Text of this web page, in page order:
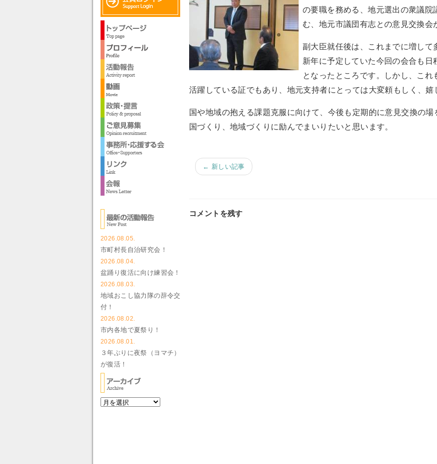
の要職を務める、地元選出の衆議院
む、地元市議団有志との意見交換会
副大臣就任後は、これまでに増して
新年に予定していた今回の会合も
となったところです。しかし、こ
活躍している証でもあり、地元支持者にとっては大変頼もしく、嬉
国や地域の抱える課題克服に向けて、今後も定期的に意見交換の
国づくり、地域づくりに励んでまいりたいと思います。
← 新しい記事
コメントを残す
2026.08.05.
市町村長自治研究会！
2026.08.04.
盆踊り復活に向け練習会！
2026.08.03.
地域おこし協力隊の辞令交
付！
2026.08.02.
市内各地で夏祭り！
2026.08.01.
３年ぶりに夜祭（ヨマチ）
が復活！